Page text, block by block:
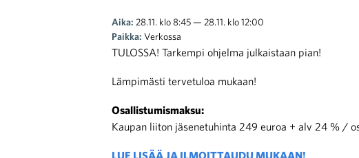
Aika: 28.11. klo 8:45 — 28.11. klo 12:00
Paikka: Verkossa
TULOSSA! Tarkempi ohjelma julkaistaan pian!
Lämpimästi tervetuloa mukaan!
Osallistumismaksu:
Kaupan liiton jäsenetuhinta 249 euroa + alv 24 % /
LUE LISÄÄ JA ILMOITTAUDU MUKAAN!